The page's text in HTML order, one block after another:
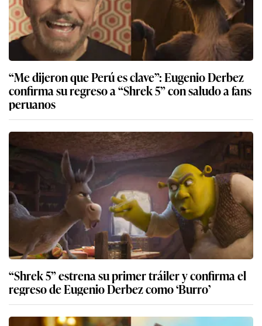
“Me dijeron que Perú es clave”: Eugenio Derbez
confirma su regreso a “Shrek 5” con saludo a fans
peruanos
“Shrek 5” estrena su primer tráiler y confirma el
regreso de Eugenio Derbez como ‘Burro’